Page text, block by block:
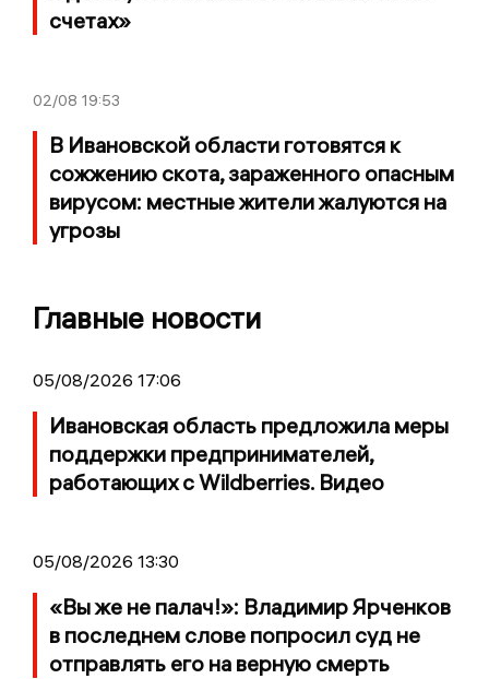
счетах»
02/08 19:53
В Ивановской области готовятся к
сожжению скота, зараженного опасным
вирусом: местные жители жалуются на
угрозы
Главные новости
05/08/2026 17:06
Ивановская область предложила меры
поддержки предпринимателей,
работающих с Wildberries. Видео
05/08/2026 13:30
«Вы же не палач!»: Владимир Ярченков
в последнем слове попросил суд не
отправлять его на верную смерть